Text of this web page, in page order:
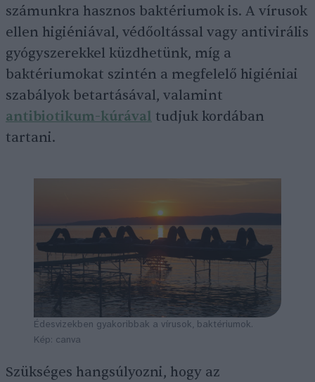
számunkra hasznos baktériumok is. A vírusok
ellen higiéniával, védőoltással vagy antivirális
gyógyszerekkel küzdhetünk, míg a
baktériumokat szintén a megfelelő higiéniai
szabályok betartásával, valamint
antibiotikum-kúrával tudjuk kordában
tartani.
Édesvizekben gyakoribbak a vírusok, baktériumok.
Kép: canva
Szükséges hangsúlyozni, hogy az